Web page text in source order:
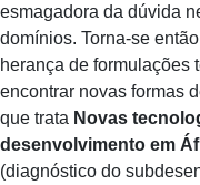
esmagadora da dúvida
domínios. Torna-se
herança de formulações
encontrar novas formas
que trata Novas
desenvolvimento em
(diagnóstico do